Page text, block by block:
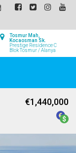
Tosmur Mah,
Kocaosman Sk.
Prestige Residence C
Blok Tosmur / Alanya
€1,440,000